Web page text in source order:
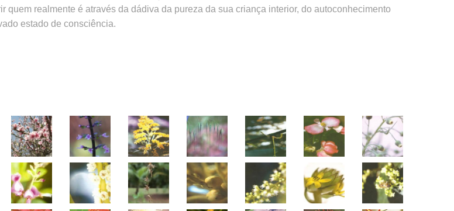
quem realmente é através da dádiva da pureza da sua criança interior, do autoconhecimento
estado de consciência.